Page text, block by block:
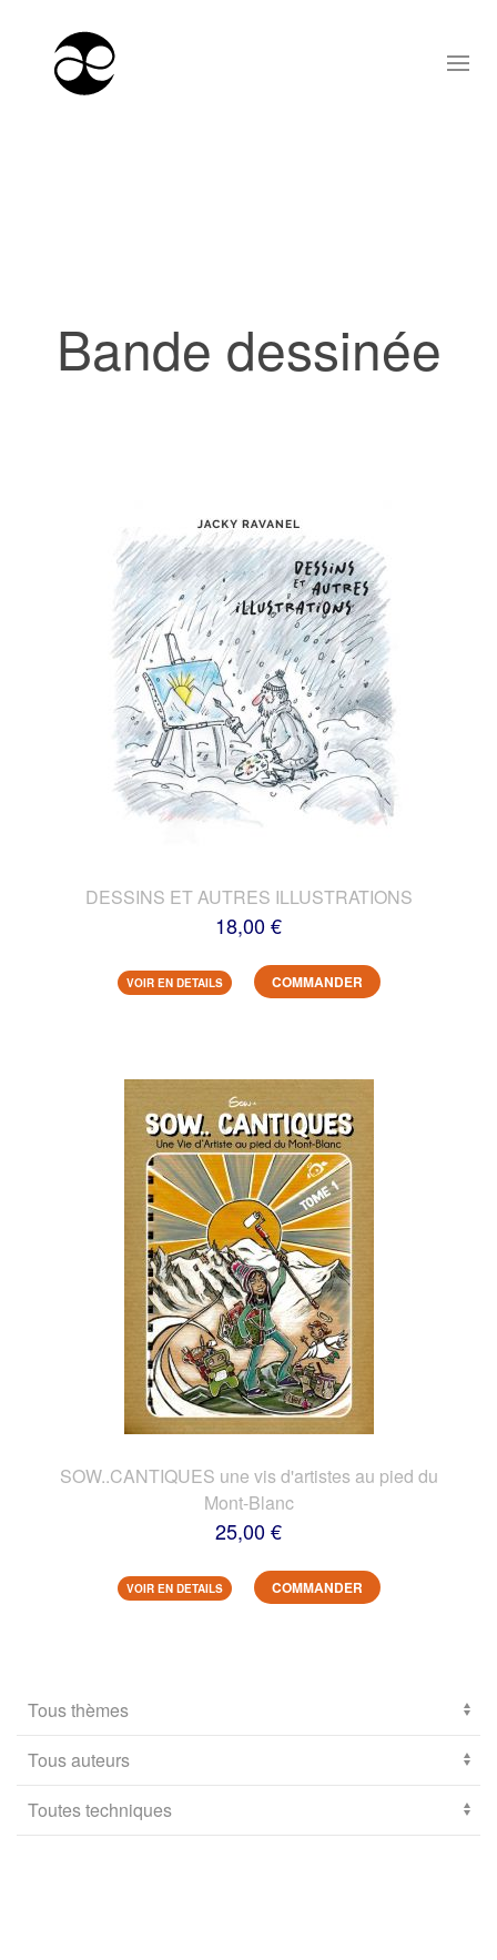
Bande dessinée
DESSINS ET AUTRES ILLUSTRATIONS
18,00 €
VOIR EN DETAILS COMMANDER
SOW..CANTIQUES une vis d'artistes au pied du
Mont-Blanc
25,00 €
VOIR EN DETAILS COMMANDER